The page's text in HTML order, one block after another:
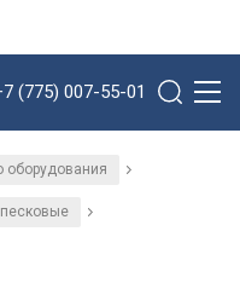
(775) 007-55-01
оборудования /
/